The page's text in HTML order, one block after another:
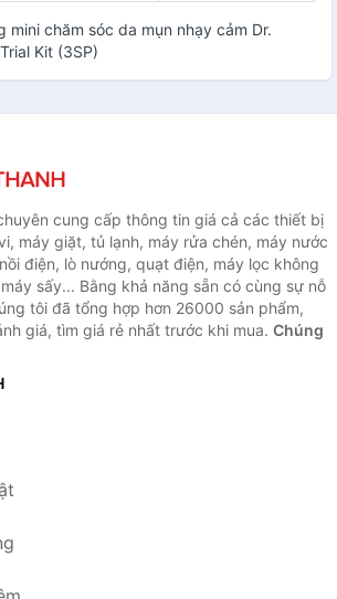
mini chăm sóc da mụn nhạy cảm Dr.
Kit (3SP)
cung cấp thông tin giá cả các thiết bị
máy giặt, tủ lạnh, máy rửa chén, máy nước
điện, lò nướng, quạt điện, máy lọc không
sấy... Bằng khả năng sẵn có cùng sự nỗ
tôi đã tổng hợp hơn 26000 sản phẩm,
giá, tìm giá rẻ nhất trước khi mua. Chúng